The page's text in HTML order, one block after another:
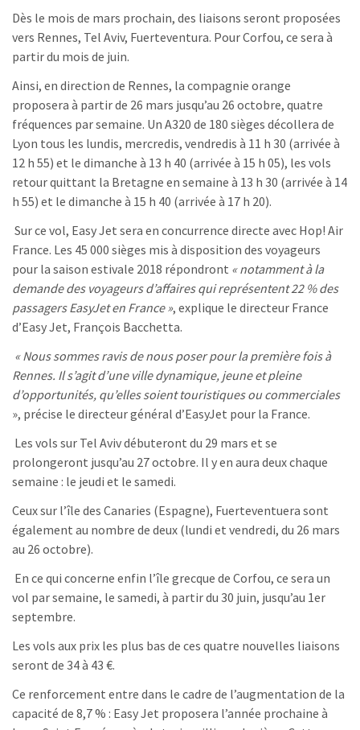
Dès le mois de mars prochain, des liaisons seront proposées
vers Rennes, Tel Aviv, Fuerteventura. Pour Corfou, ce sera à
partir du mois de juin.
Ainsi, en direction de Rennes, la compagnie orange
proposera à partir de 26 mars jusqu’au 26 octobre, quatre
fréquences par semaine. Un A320 de 180 sièges décollera de
Lyon tous les lundis, mercredis, vendredis à 11 h 30 (arrivée à
12 h 55) et le dimanche à 13 h 40 (arrivée à 15 h 05), les vols
retour quittant la Bretagne en semaine à 13 h 30 (arrivée à 14
h 55) et le dimanche à 15 h 40 (arrivée à 17 h 20).
Sur ce vol, Easy Jet sera en concurrence directe avec Hop! Air
France. Les 45 000 sièges mis à disposition des voyageurs
pour la saison estivale 2018 répondront « notamment à la
demande des voyageurs d’affaires qui représentent 22 % des
passagers EasyJet en France », explique le directeur France
d’Easy Jet, François Bacchetta.
« Nous sommes ravis de nous poser pour la première fois à
Rennes. Il s’agit d’une ville dynamique, jeune et pleine
d’opportunités, qu’elles soient touristiques ou commerciales
», précise le directeur général d’EasyJet pour la France.
Les vols sur Tel Aviv débuteront du 29 mars et se
prolongeront jusqu’au 27 octobre. Il y en aura deux chaque
semaine : le jeudi et le samedi.
Ceux sur l’île des Canaries (Espagne), Fuerteventuera sont
également au nombre de deux (lundi et vendredi, du 26 mars
au 26 octobre).
En ce qui concerne enfin l’île grecque de Corfou, ce sera un
vol par semaine, le samedi, à partir du 30 juin, jusqu’au 1er
septembre.
Les vols aux prix les plus bas de ces quatre nouvelles liaisons
seront de 34 à 43 €.
Ce renforcement entre dans le cadre de l’augmentation de la
capacité de 8,7 % : Easy Jet proposera l’année prochaine à